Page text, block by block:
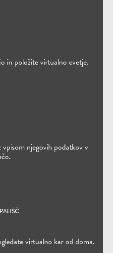
in položite virtualno cvetje.
njegovih podatkov v
virtualno kar od doma.